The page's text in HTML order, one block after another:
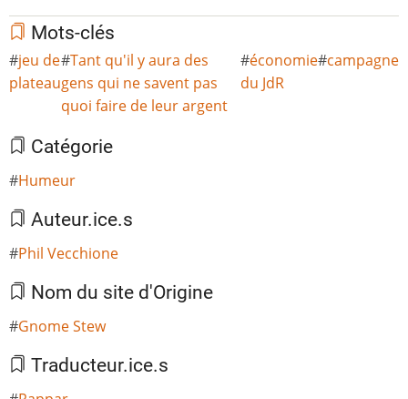
Mots-clés
jeu de
plateau
Tant qu'il y aura des
gens qui ne savent pas
quoi faire de leur argent
économie
du JdR
campagne
Catégorie
Humeur
Auteur.ice.s
Phil Vecchione
Nom du site d'Origine
Gnome Stew
Traducteur.ice.s